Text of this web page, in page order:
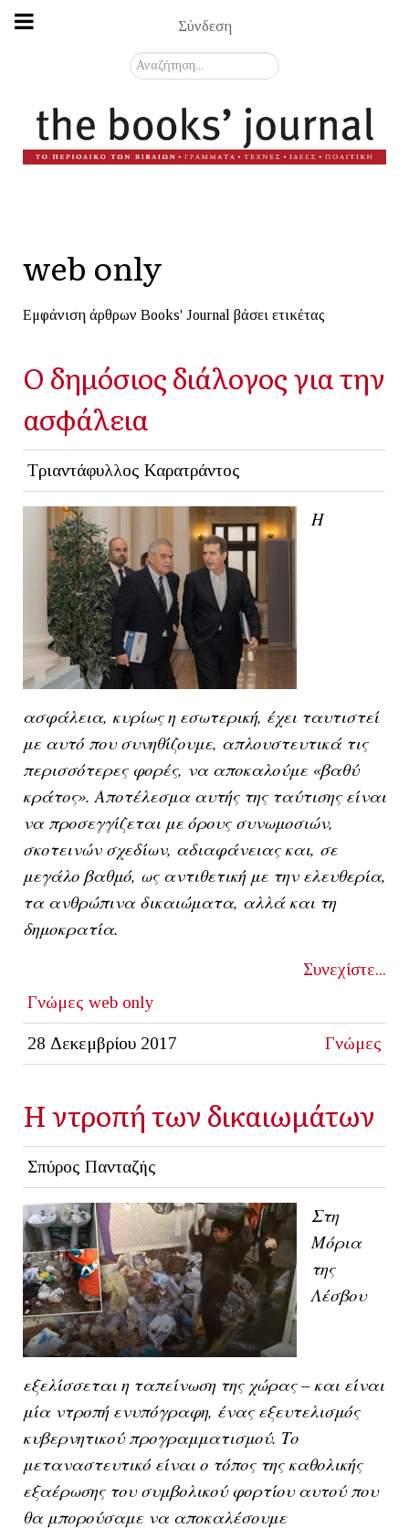
Σύνδεση
Αναζήτηση...
web only
Εμφάνιση άρθρων Books' Journal βάσει ετικέτας
Ο δημόσιος διάλογος για την
ασφάλεια
Τριαντάφυλλος Καρατράντος
Η
ασφάλεια, κυρίως η εσωτερική, έχει ταυτιστεί
με αυτό που συνηθίζουμε, απλουστευτικά τις
περισσότερες φορές, να αποκαλούμε «βαθύ
κράτος». Αποτέλεσμα αυτής της ταύτισης είναι
να προσεγγίζεται με όρους συνωμοσιών,
σκοτεινών σχεδίων, αδιαφάνειας και, σε
μεγάλο βαθμό, ως αντιθετική με την ελευθερία,
τα ανθρώπινα δικαιώματα, αλλά και τη
δημοκρατία.
Συνεχίστε...
Γνώμες web only
28 Δεκεμβρίου 2017 Γνώμες
Η ντροπή των δικαιωμάτων
Σπύρος Πανταζής
Στη
Μόρια
της
Λέσβου
εξελίσσεται η ταπείνωση της χώρας – και είναι
μία ντροπή ενυπόγραφη, ένας εξευτελισμός
κυβερνητικού προγραμματισμού. Το
μεταναστευτικό είναι ο τόπος της καθολικής
εξαέρωσης του συμβολικού φορτίου αυτού που
θα μπορούσαμε να αποκαλέσουμε